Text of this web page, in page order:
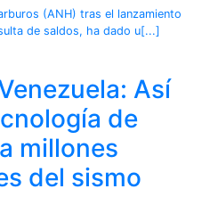
(ANH) tras el lanzamiento
de saldos, ha dado u[...]
Así
de
millones
del sismo